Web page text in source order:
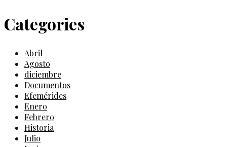
Categories
Abril
Agosto
diciembre
Documentos
Efemérides
Enero
Febrero
Historia
Julio